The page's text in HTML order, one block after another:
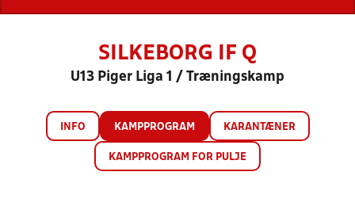
SILKEBORG IF Q
U13 Piger Liga 1 / Træningskamp
INFO KAMPPROGRAM KARANTÆNER
KAMPPROGRAM FOR PULJE